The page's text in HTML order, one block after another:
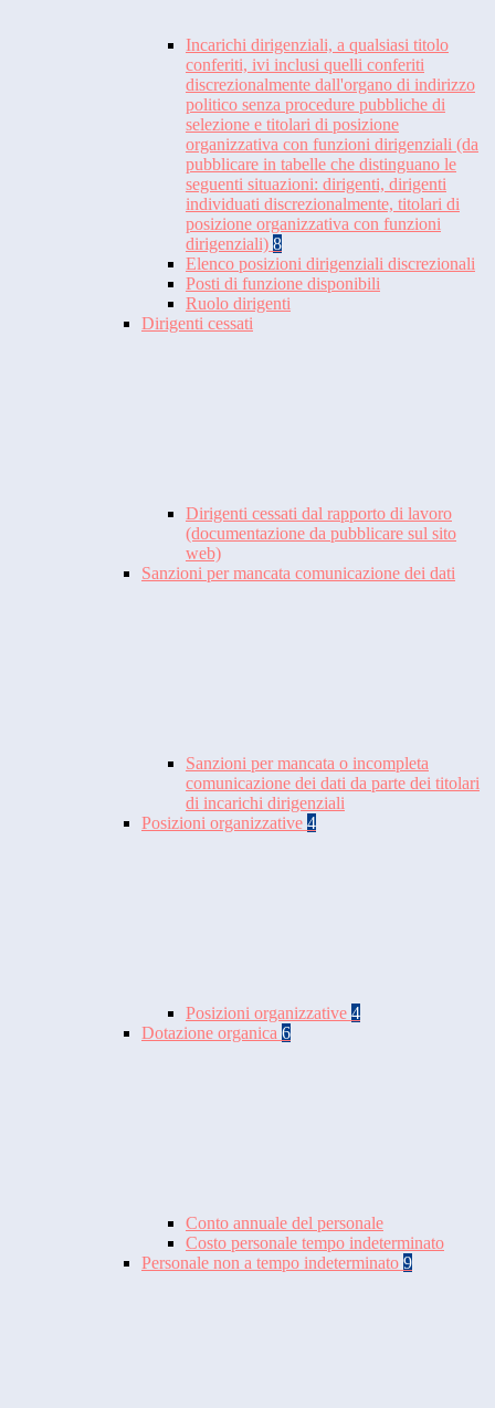
Incarichi dirigenziali, a qualsiasi titolo
conferiti, ivi inclusi quelli conferiti
discrezionalmente dall'organo di indirizzo
politico senza procedure pubbliche di
selezione e titolari di posizione
organizzativa con funzioni dirigenziali (da
pubblicare in tabelle che distinguano le
seguenti situazioni: dirigenti, dirigenti
individuati discrezionalmente, titolari di
posizione organizzativa con funzioni
dirigenziali) 8
Elenco posizioni dirigenziali discrezionali
Posti di funzione disponibili
Ruolo dirigenti
Dirigenti cessati
Dirigenti cessati dal rapporto di lavoro
(documentazione da pubblicare sul sito
web)
Sanzioni per mancata comunicazione dei dati
Sanzioni per mancata o incompleta
comunicazione dei dati da parte dei titolari
di incarichi dirigenziali
Posizioni organizzative 4
Posizioni organizzative 4
Dotazione organica 6
Conto annuale del personale
Costo personale tempo indeterminato
Personale non a tempo indeterminato 9